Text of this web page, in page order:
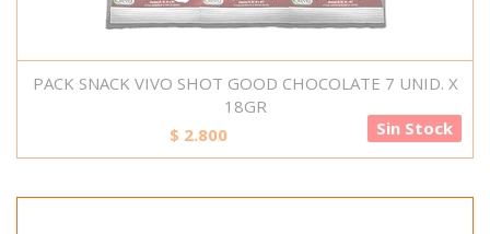
PACK SNACK VIVO SHOT GOOD CHOCOLATE 7 UNID. X
18GR
$ 2.800 Sin Stock